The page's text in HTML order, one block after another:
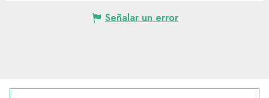
Señalar un error